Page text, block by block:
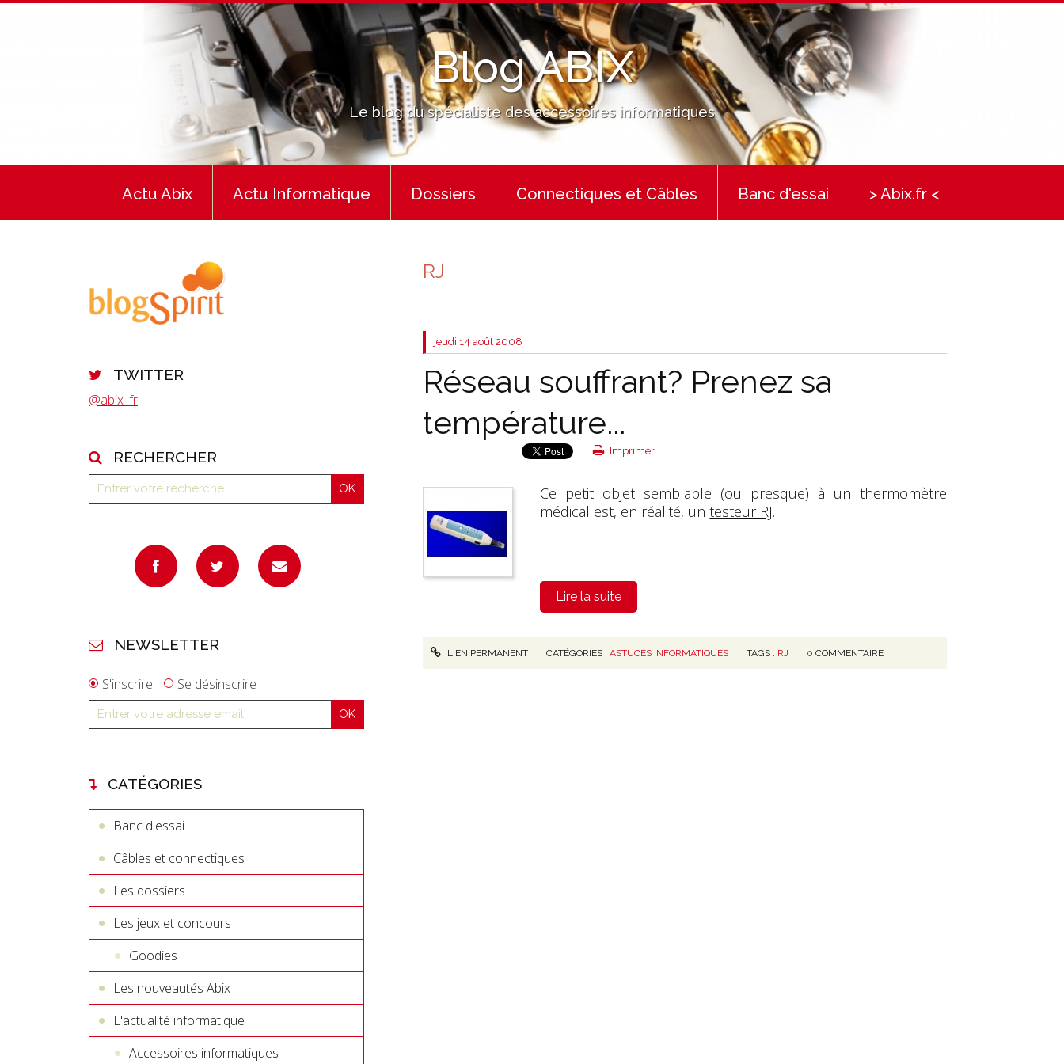
Blog ABIX
Le blog du spécialiste des accessoires informatiques
Actu Abix Actu Informatique Dossiers Connectiques et Câbles Banc d'essai > Abix.fr <
TWITTER
@abix_fr
RECHERCHER
NEWSLETTER
S'inscrire Se désinscrire
CATÉGORIES
Banc d'essai
Câbles et connectiques
Les dossiers
Les jeux et concours
Goodies
Les nouveautés Abix
L'actualité informatique
Accessoires informatiques
RJ
jeudi 14 août 2008
Réseau souffrant? Prenez sa
température...
Imprimer
Ce petit objet semblable (ou presque) à un thermomètre
médical est, en réalité, untesteur RJ.
Lire la suite
LIEN PERMANENT CATÉGORIES : ASTUCES INFORMATIQUES TAGS : RJ 0 COMMENTAIRE